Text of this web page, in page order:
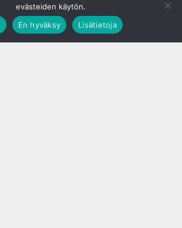
evästeiden käytön.
En hyväksy Lisätietoja